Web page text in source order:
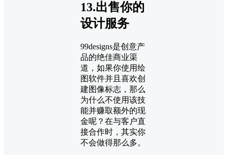
13.出售你的
设计服务
99designs是创意产
品的绝佳商业渠
道，如果你使用绘
图软件并且喜欢创
建图像标志，那么
为什么不使用该技
能并赚取额外的现
金呢？在与客户直
接合作时，其实你
不会做得那么多。